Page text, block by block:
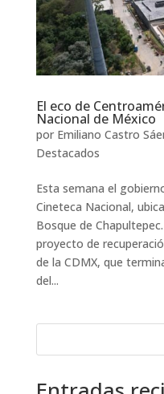
El eco de
Nacional de México
por Emiliano Castro
Destacados
Esta semana el
Cineteca Nacional,
Bosque de
proyecto de
de la CDMX, que
del...